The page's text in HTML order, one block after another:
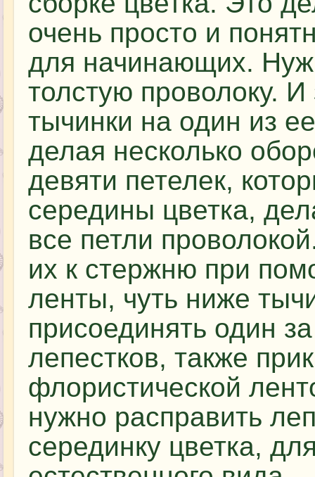
очень просто и
для начинающих.
толстую проволоку. И
тычинки на один из
делая несколько
девяти петелек,
середины цветка,
все петли
их к стержню при
ленты, чуть ниже
присоединять один
лепестков, также
флористической
нужно расправить
серединку цветка,